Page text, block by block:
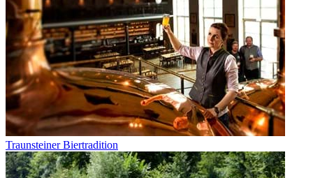
Traunsteiner Biertradition